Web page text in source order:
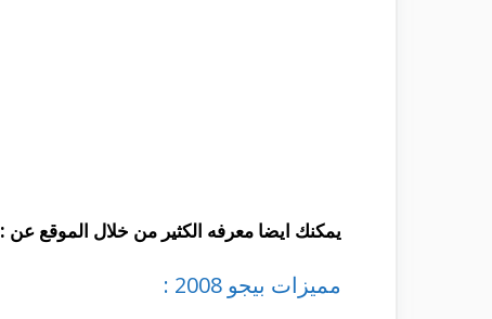
يمكنك ايضا معرفه الكثير من خلال الموقع عن :
مميزات بيجو 2008 :